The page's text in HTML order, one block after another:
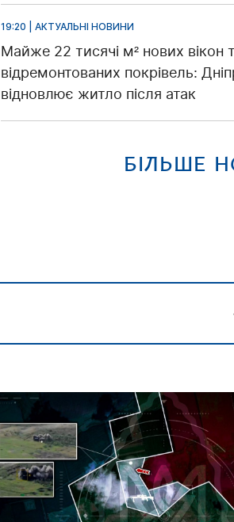
19:20 | АКТУАЛЬНІ НОВИНИ
Майже 22 тисячі м² нових вікон
відремонтованих покрівель:
відновлює житло після атак
БІЛЬШЕ